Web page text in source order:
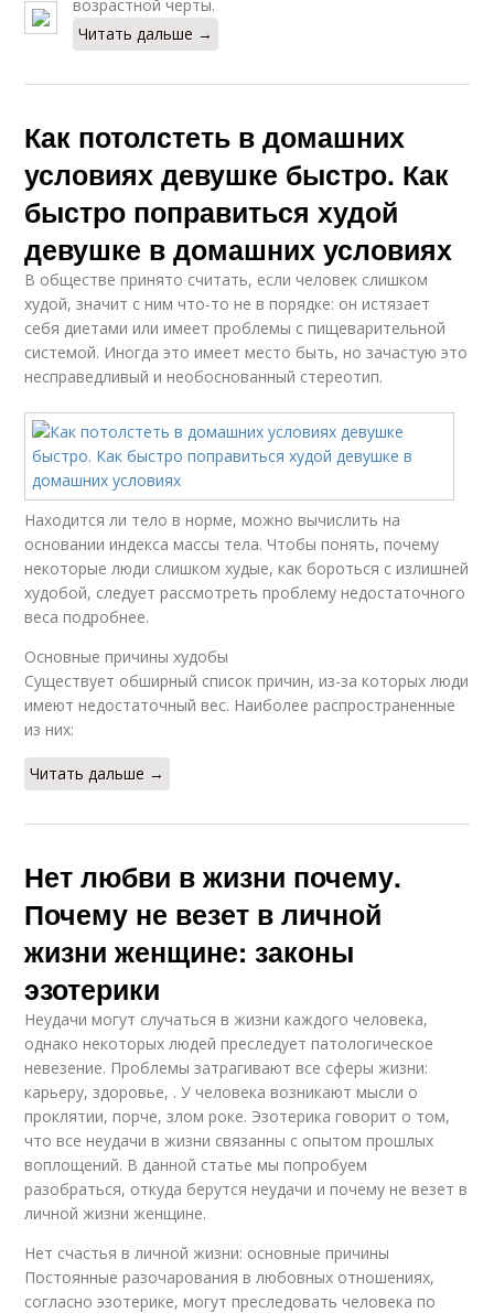
возрастной черты.
Читать дальше →
Как потолстеть в домашних
условиях девушке быстро. Как
быстро поправиться худой
девушке в домашних условиях
В обществе принято считать, если человек слишком
худой, значит с ним что-то не в порядке: он истязает
себя диетами или имеет проблемы с пищеварительной
системой. Иногда это имеет место быть, но зачастую это
несправедливый и необоснованный стереотип.
Находится ли тело в норме, можно вычислить на
основании индекса массы тела. Чтобы понять, почему
некоторые люди слишком худые, как бороться с излишней
худобой, следует рассмотреть проблему недостаточного
веса подробнее.
Основные причины худобы
Существует обширный список причин, из-за которых люди
имеют недостаточный вес. Наиболее распространенные
из них:
Читать дальше →
Нет любви в жизни почему.
Почему не везет в личной
жизни женщине: законы
эзотерики
Неудачи могут случаться в жизни каждого человека,
однако некоторых людей преследует патологическое
невезение. Проблемы затрагивают все сферы жизни:
карьеру, здоровье, . У человека возникают мысли о
проклятии, порче, злом роке. Эзотерика говорит о том,
что все неудачи в жизни связанны с опытом прошлых
воплощений. В данной статье мы попробуем
разобраться, откуда берутся неудачи и почему не везет в
личной жизни женщине.
Нет счастья в личной жизни: основные причины
Постоянные разочарования в любовных отношениях,
согласно эзотерике, могут преследовать человека по